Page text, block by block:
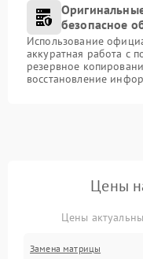
безопасное
Использование
аккуратная работа с
резервное
восстановление
Цены
Цены
Замена матрицы